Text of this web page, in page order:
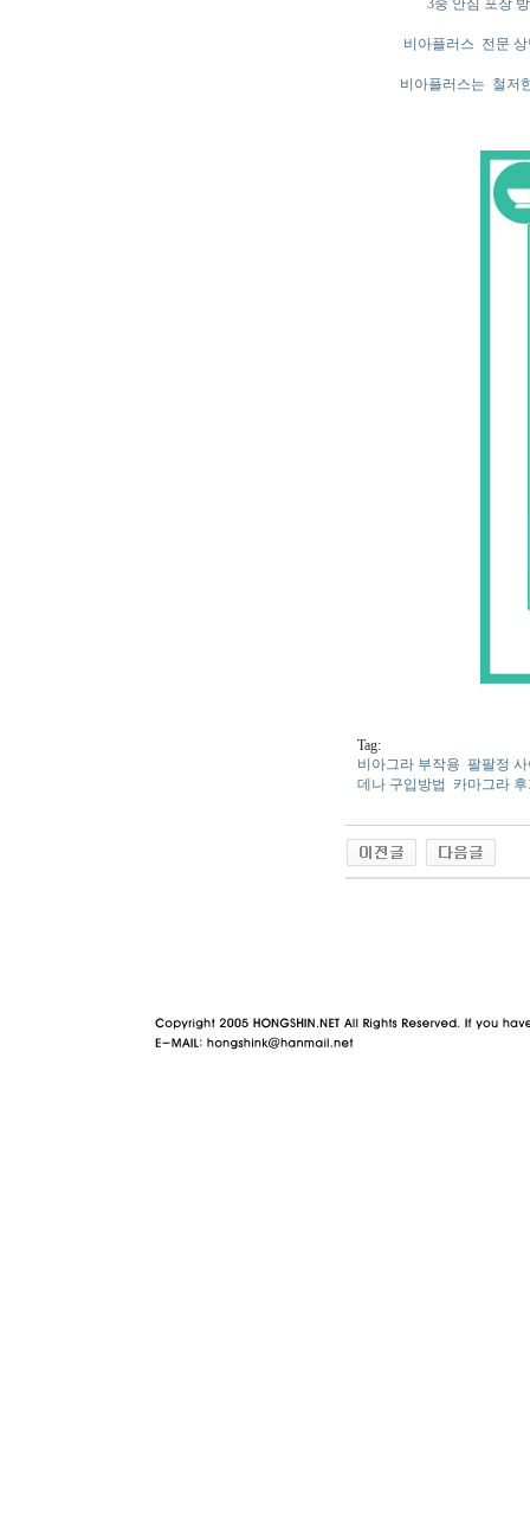
3중 안심 포장
비아플러스 전문
비아플러스는 철저
Tag:
비아그라 부작용 팔팔정
데나 구입방법
카마그라